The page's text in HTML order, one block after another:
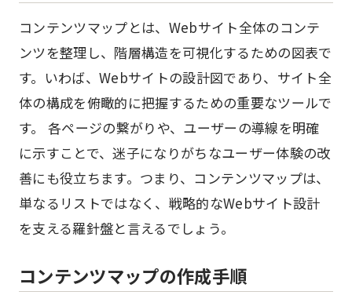
コンテンツマップとは、Webサイト全体のコンテ
ンツを整理し、階層構造を可視化するための図表で
す。いわば、Webサイトの設計図であり、サイト全
体の構成を俯瞰的に把握するための重要なツールで
す。 各ページの繋がりや、ユーザーの導線を明確
に示すことで、迷子になりがちなユーザー体験の改
善にも役立ちます。つまり、コンテンツマップは、
単なるリストではなく、戦略的なWebサイト設計
を支える羅針盤と言えるでしょう。
コンテンツマップの作成手順